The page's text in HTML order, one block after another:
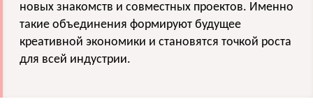
новых знакомств и совместных проектов. Именно
такие объединения формируют будущее
креативной экономики и становятся точкой роста
для всей индустрии.